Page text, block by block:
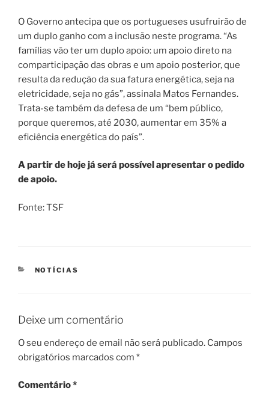
O Governo antecipa que os portugueses usufruirão de
um duplo ganho com a inclusão neste programa. “As
famílias vão ter um duplo apoio: um apoio direto na
comparticipação das obras e um apoio posterior, que
resulta da redução da sua fatura energética, seja na
eletricidade, seja no gás”, assinala Matos Fernandes.
Trata-se também da defesa de um “bem público,
porque queremos, até 2030, aumentar em 35% a
eficiência energética do país”.
A partir de hoje já será possível apresentar o pedido
de apoio.
Fonte: TSF
CATEGORIAS
NOTÍCIAS
Deixe um comentário
O seu endereço de email não será publicado. Campos
obrigatórios marcados com *
Comentário*